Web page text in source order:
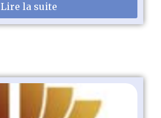
Lire la suite